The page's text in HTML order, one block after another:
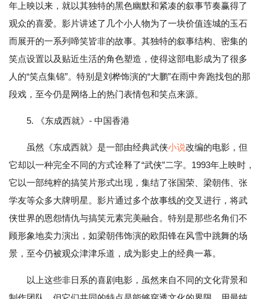
年上映以来，就以其独特的黑色幽默和紧凑的叙事节奏赢得了
观众的喜爱。影片讲述了几个小人物为了一块价值连城的玉石
而展开的一系列啼笑皆非的故事。其独特的叙事结构、密集的
笑点设置以及贴近生活的角色塑造，使得这部电影成为了很多
人的“笑点集锦”。特别是刘桦饰演的“大鹏”在雨中奔跑找包的那
段戏，至今仍是网络上的热门表情包和笑点来源。
5. 《东成西就》- 中国香港
虽然《东成西就》是一部由经典武侠小说改编的电影，但
它却以一种完全不同的方式诠释了“武侠”二字。1993年上映时，
它以一部纯粹的搞笑片形式出现，集结了张国荣、梁朝伟、张
学友等众多大牌明星。影片通过多个故事线的交叉进行，将武
侠世界的恩怨情仇与搞笑元素完美融合。特别是那些名角们不
顾形象地卖力演出，如梁朝伟饰演的欧阳锋在风雪中跳舞的场
景，至今仍被观众津津乐道，成为影史上的经典一幕。
以上这些非日系的喜剧电影，虽然来自不同的文化背景和